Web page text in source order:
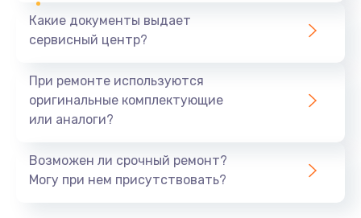
Замена системы охлаждения
Замена процессора
Заказать
Какие документы выдает
сервисный центр?
При ремонте используются
оригинальные комплектующие
или аналоги?
Возможен ли срочный ремонт?
Могу при нем присутствовать?